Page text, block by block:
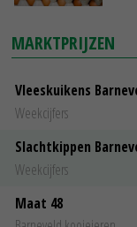
MARKTPRIJZEN
Vleeskuikens
Weekcijfers
Slachtkippen
Weekcijfers
Maat 48